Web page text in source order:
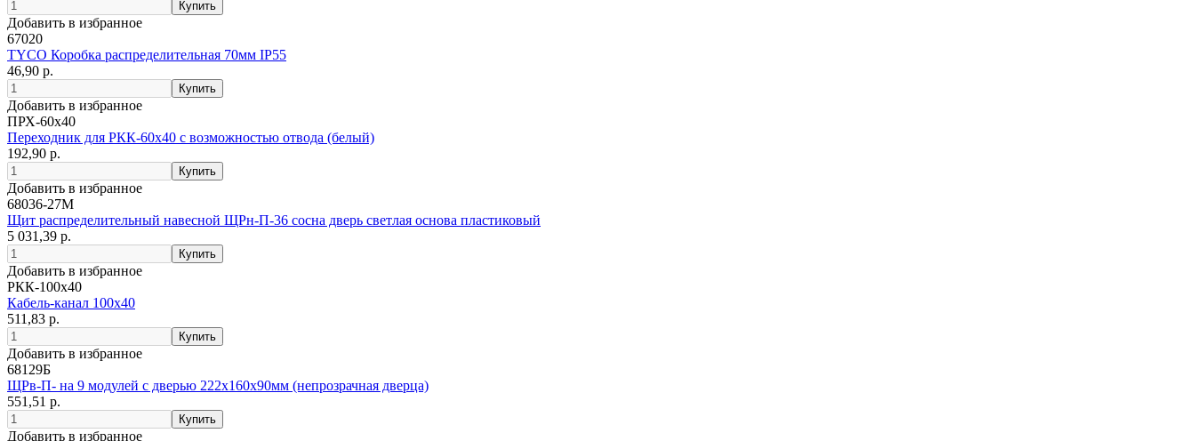
Добавить в избранное
67020
TYCO Коробка распределительная 70мм IP55
46,90 р.
Добавить в избранное
ПРХ-60х40
Переходник для РКК-60х40 с возможностью отвода (белый)
192,90 р.
Добавить в избранное
68036-27М
Щит распределительный навесной ЩРн-П-36 сосна дверь светлая основа пластиковый
5 031,39 р.
Добавить в избранное
РКК-100х40
Кабель-канал 100x40
511,83 р.
Добавить в избранное
68129Б
ЩРв-П- на 9 модулей с дверью 222х160х90мм (непрозрачная дверца)
551,51 р.
Добавить в избранное